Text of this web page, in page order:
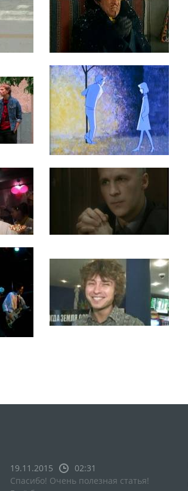
19.11.2015
02:31
Спасибо! Очень полезная статья!